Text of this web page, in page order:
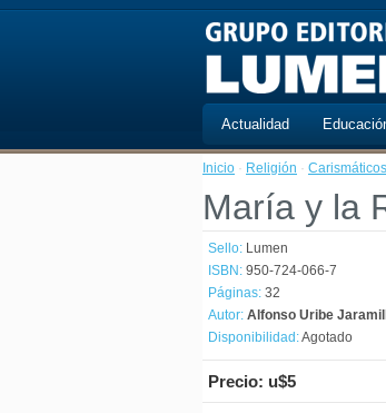
Actualidad
Inicio · Religión · Carismáticos
María y la
Sello: Lumen
ISBN: 950-724-066-7
Páginas: 32
Autor: Alfonso Uribe
Disponibilidad:Agotado
Precio: u$5